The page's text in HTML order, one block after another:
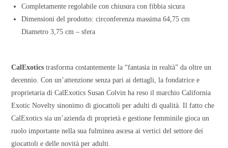
Completamente regolabile con chiusura con fibbia sicura
Dimensioni del prodotto: circonferenza massima 64,75 cm
Diametro 3,75 cm – sfera
CalExotics trasforma costantemente la “fantasia in realtà” da oltre un
decennio. Con un’attenzione senza pari ai dettagli, la fondatrice e
proprietaria di CalExotics Susan Colvin ha reso il marchio California
Exotic Novelty sinonimo di giocattoli per adulti di qualità. Il fatto che
CalExotics sia un’azienda di proprietà e gestione femminile gioca un
ruolo importante nella sua fulminea ascesa ai vertici del settore dei
giocattoli e delle novità per adulti.